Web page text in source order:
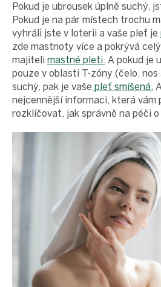
Pokud je ubrousek úplně suchý,
Pokud je na pár místech trochu
vyhráli jste v loterii a vaše pleť je
zde mastnoty více a pokrývá
majiteli mastné pleti. A pokud je
pouze v oblasti T-zóny (čelo, nos
suchý, pak je vaše pleť smíšená.
nejcennější informaci, která vám
rozklíčovat, jak správně na péči